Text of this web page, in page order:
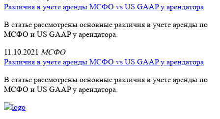
Различия в учете аренды МСФО vs US GAAP у арендатора
В статье рассмотрены основные различия в учете аренды по
МСФО и US GAAP у арендатора.
11.10.2021 МСФО
Различия в учете аренды МСФО vs US GAAP у арендатора
В статье рассмотрены основные различия в учете аренды по
МСФО и US GAAP у арендатора.